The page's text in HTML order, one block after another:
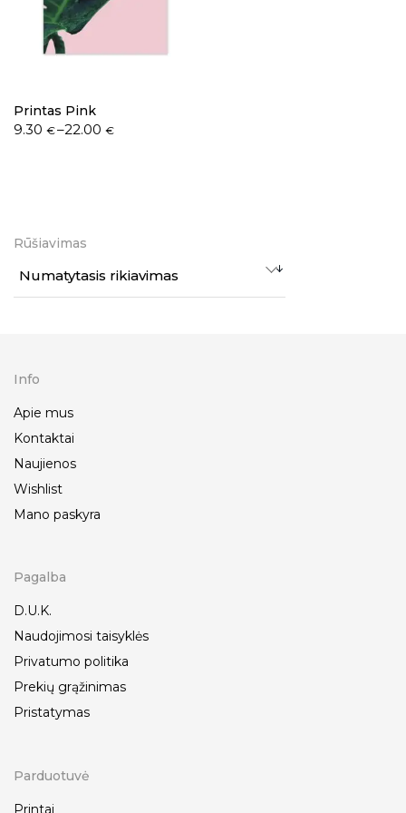
Printas Pink
9.30 €–22.00€
Rūšiavimas
Numatytasis rikiavimas
Info
Apie mus
Kontaktai
Naujienos
Wishlist
Mano paskyra
Pagalba
D.U.K.
Naudojimosi taisyklės
Privatumo politika
Prekių grąžinimas
Pristatymas
Parduotuvė
Printai